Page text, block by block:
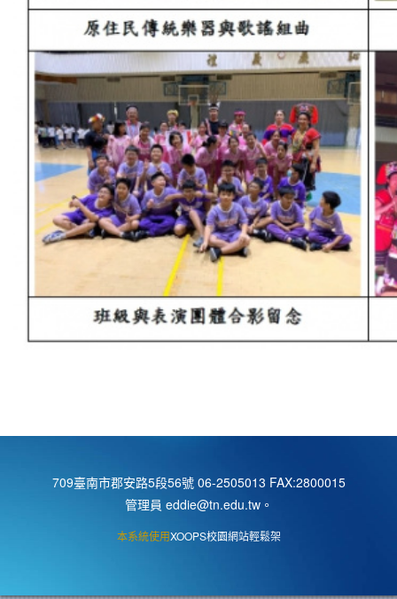
709臺南市郡安路5段56號 06-2505013 FAX:2800015
管理員 eddie@tn.edu.tw。
本系統使用XOOPS校園網站輕鬆架